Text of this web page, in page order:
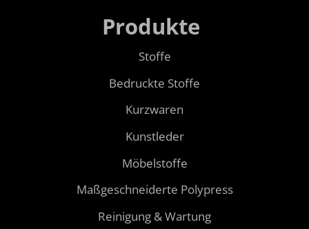
Produkte
Stoffe
Bedruckte Stoffe
Kurzwaren
Kunstleder
Möbelstoffe
Maßgeschneiderte Polypress
Reinigung & Wartung